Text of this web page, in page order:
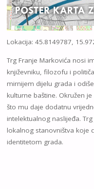
Lokacija: 45.8149787,
Trg Franje Markovića nosi
književniku, filozofu i
mirnijem dijelu grada i
kulturne baštine. Okružen
što mu daje dodatnu
intelektualnog naslijeđa.
lokalnog stanovništva koje
identitetom grada.